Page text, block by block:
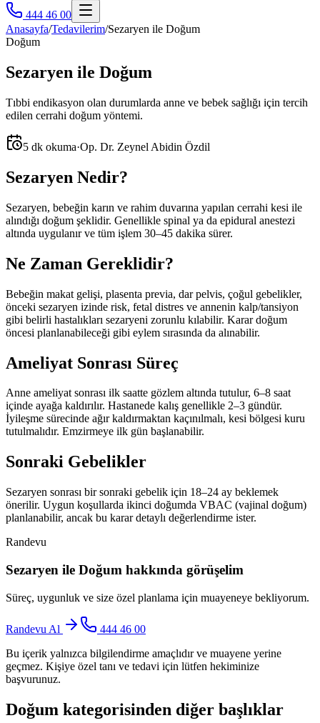
444 46 00
Anasayfa/Tedavilerim/Sezaryen ile Doğum
Doğum
Sezaryen ile Doğum
Tıbbi endikasyon olan durumlarda anne ve bebek sağlığı için tercih
edilen cerrahi doğum yöntemi.
5 dk okuma·Op. Dr. Zeynel Abidin Özdil
Sezaryen Nedir?
Sezaryen, bebeğin karın ve rahim duvarına yapılan cerrahi kesi ile
alındığı doğum şeklidir. Genellikle spinal ya da epidural anestezi
altında uygulanır ve tüm işlem 30–45 dakika sürer.
Ne Zaman Gereklidir?
Bebeğin makat gelişi, plasenta previa, dar pelvis, çoğul gebelikler,
önceki sezaryen izinde risk, fetal distres ve annenin kalp/tansiyon
gibi belirli hastalıkları sezaryeni zorunlu kılabilir. Karar doğum
öncesi planlanabileceği gibi eylem sırasında da alınabilir.
Ameliyat Sonrası Süreç
Anne ameliyat sonrası ilk saatte gözlem altında tutulur, 6–8 saat
içinde ayağa kaldırılır. Hastanede kalış genellikle 2–3 gündür.
İyileşme sürecinde ağır kaldırmaktan kaçınılmalı, kesi bölgesi kuru
tutulmalıdır. Emzirmeye ilk gün başlanabilir.
Sonraki Gebelikler
Sezaryen sonrası bir sonraki gebelik için 18–24 ay beklemek
önerilir. Uygun koşullarda ikinci doğumda VBAC (vajinal doğum)
planlanabilir, ancak bu karar detaylı değerlendirme ister.
Randevu
Sezaryen ile Doğum hakkında görüşelim
Süreç, uygunluk ve size özel planlama için muayeneye bekliyorum.
Randevu Al
444 46 00
Bu içerik yalnızca bilgilendirme amaçlıdır ve muayene yerine
geçmez. Kişiye özel tanı ve tedavi için lütfen hekiminize
başvurunuz.
Doğum kategorisinden diğer başlıklar